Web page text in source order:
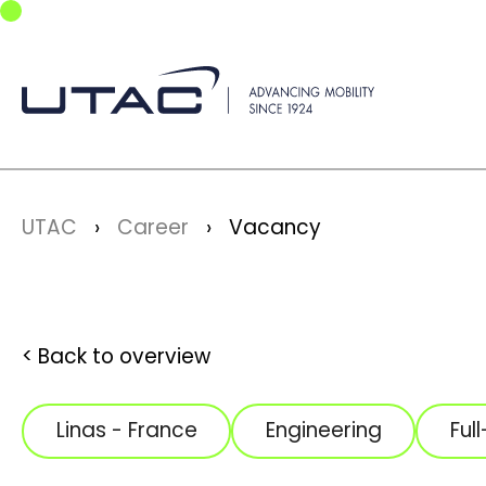
Skip to main navigation
Skip to main content
Skip to page footer
You are here:
UTAC Career Vacancy
Back to overview
Linas - France Engineering